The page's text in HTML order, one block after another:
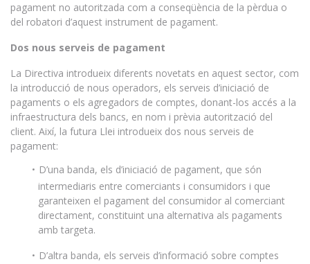
pagament no autoritzada com a conseqüència de la pèrdua o
del robatori d’aquest instrument de pagament.
Dos nous serveis de pagament
La Directiva introdueix diferents novetats en aquest sector, com
la introducció de nous operadors, els serveis d’iniciació de
pagaments o els agregadors de comptes, donant-los accés a la
infraestructura dels bancs, en nom i prèvia autorització del
client. Així, la futura Llei introdueix dos nous serveis de
pagament:
D’una banda, els d’iniciació de pagament, que són
intermediaris entre comerciants i consumidors i que
garanteixen el pagament del consumidor al comerciant
directament, constituint una alternativa als pagaments
amb targeta.
D’altra banda, els serveis d’informació sobre comptes